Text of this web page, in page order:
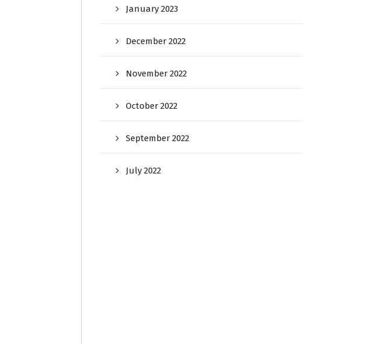
January 2023
December 2022
November 2022
October 2022
September 2022
July 2022